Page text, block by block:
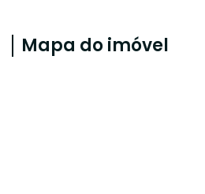
Mapa do imóvel